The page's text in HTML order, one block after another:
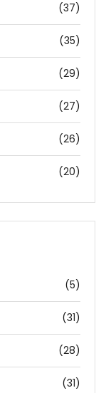
(37)
(35)
(29)
(27)
(26)
(20)
(5)
(31)
(28)
(31)